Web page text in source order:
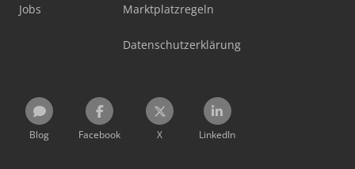
Jobs Marktplatzregeln
Datenschutzerklärung
Blog Facebook X LinkedIn